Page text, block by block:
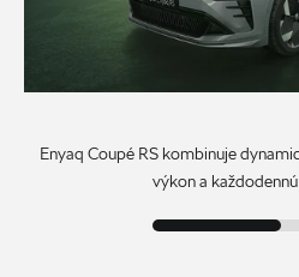
Enyaq Coupé RS kombinuje
výkon a